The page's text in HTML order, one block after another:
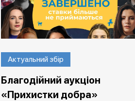
Актуальний збір
Благодійний аукціон
«Прихистки добра»